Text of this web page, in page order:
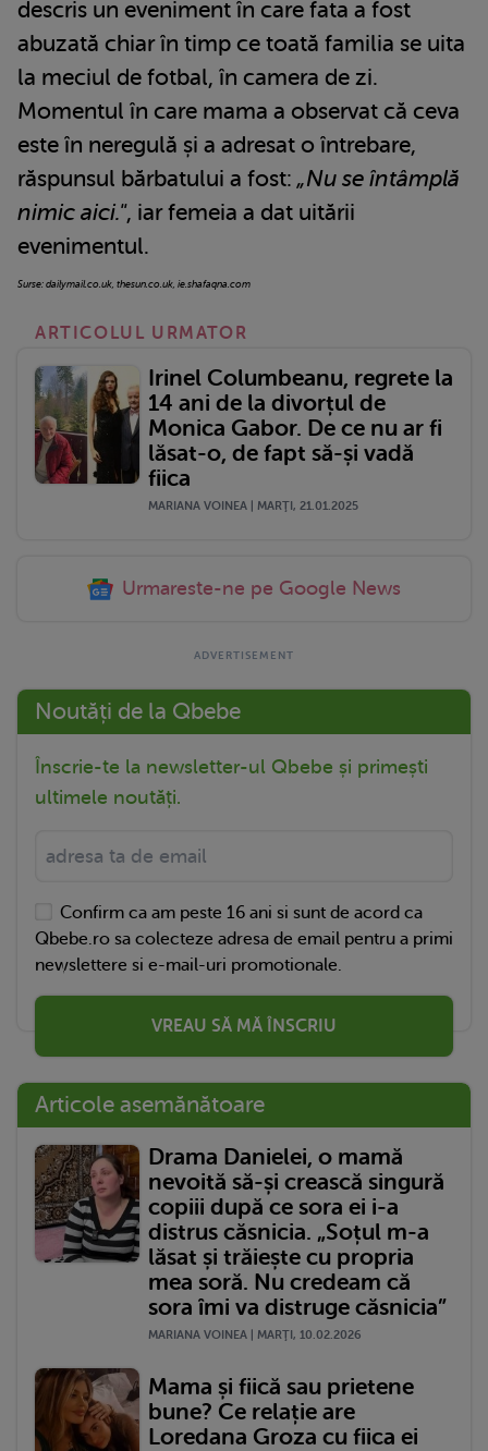
descris un eveniment în care fata a fost
abuzată chiar în timp ce toată familia se uita
la meciul de fotbal, în camera de zi.
Momentul în care mama a observat că ceva
este în neregulă și a adresat o întrebare,
răspunsul bărbatului a fost: „Nu se întâmplă
nimic aici.", iar femeia a dat uitării
evenimentul.
Surse: dailymail.co.uk, thesun.co.uk, ie.shafaqna.com
ARTICOLUL URMATOR
Irinel Columbeanu, regrete la
14 ani de la divorțul de
Monica Gabor. De ce nu ar fi
lăsat-o, de fapt să-și vadă
fiica
MARIANA VOINEA | MARŢI, 21.01.2025
Urmareste-ne pe Google News
Noutăți de la Qbebe
Înscrie-te la newsletter-ul Qbebe și primești
ultimele noutăți.
Confirm ca am peste 16 ani si sunt de acord ca
Qbebe.ro sa colecteze adresa de email pentru a primi
newslettere si e-mail-uri promotionale.
VREAU SĂ MĂ ÎNSCRIU
Articole asemănătoare
Drama Danielei, o mamă
nevoită să-și crească singură
copiii după ce sora ei i-a
distrus căsnicia. „Soțul m-a
lăsat și trăiește cu propria
mea soră. Nu credeam că
sora îmi va distruge căsnicia”
MARIANA VOINEA | MARŢI, 10.02.2026
Mama și fiică sau prietene
bune? Ce relație are
Loredana Groza cu fiica ei